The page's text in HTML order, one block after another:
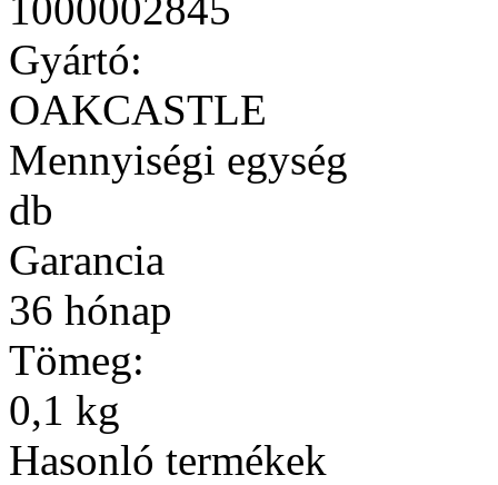
Gyártó:
OAKCASTLE
Mennyiségi egység
db
Garancia
36 hónap
Tömeg:
0,1 kg
Hasonló termékek